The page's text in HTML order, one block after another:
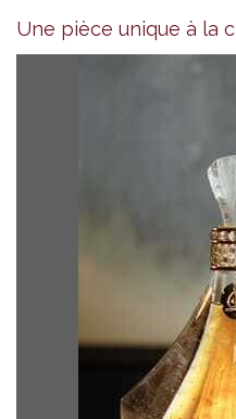
Une pièce unique à la